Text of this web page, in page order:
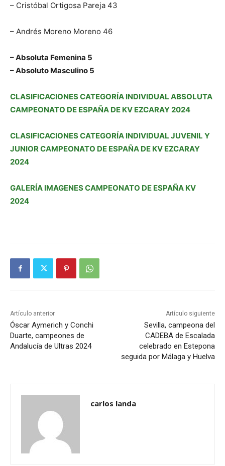
– Cristóbal Ortigosa Pareja 43
– Andrés Moreno Moreno 46
– Absoluta Femenina 5
– Absoluto Masculino 5
CLASIFICACIONES CATEGORÍA INDIVIDUAL ABSOLUTA
CAMPEONATO DE ESPAÑA DE KV EZCARAY 2024
CLASIFICACIONES CATEGORÍA INDIVIDUAL JUVENIL Y
JUNIOR CAMPEONATO DE ESPAÑA DE KV EZCARAY
2024
GALERÍA IMAGENES CAMPEONATO DE ESPAÑA KV
2024
Artículo anterior
Óscar Aymerich y Conchi
Duarte, campeones de
Andalucía de Ultras 2024
Artículo siguiente
Sevilla, campeona del
CADEBA de Escalada
celebrado en Estepona
seguida por Málaga y Huelva
carlos landa